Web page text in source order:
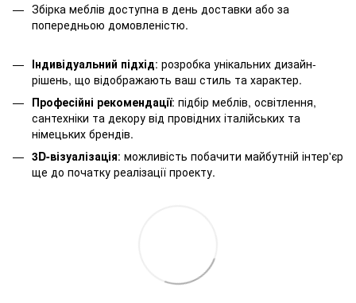
Збірка меблів доступна в день доставки або за
попередньою домовленістю.
Індивідуальний підхід: розробка унікальних дизайн-
рішень, що відображають ваш стиль та характер.
Професійні рекомендації: підбір меблів, освітлення,
сантехніки та декору від провідних італійських та
німецьких брендів.
3D-візуалізація: можливість побачити майбутній інтер'єр
ще до початку реалізації проекту.